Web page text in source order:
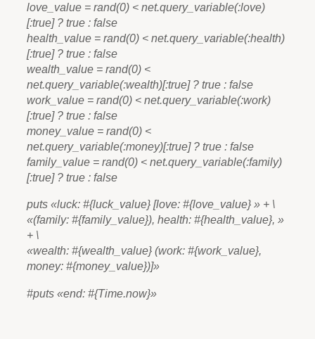
love_value = rand(0) < net.query_variable(:love)
[:true] ? true : false
health_value = rand(0) < net.query_variable(:health)
[:true] ? true : false
wealth_value = rand(0) <
net.query_variable(:wealth)[:true] ? true : false
work_value = rand(0) < net.query_variable(:work)
[:true] ? true : false
money_value = rand(0) <
net.query_variable(:money)[:true] ? true : false
family_value = rand(0) < net.query_variable(:family)
[:true] ? true : false
puts «luck: #{luck_value} [love: #{love_value} » + \
«(family: #{family_value}), health: #{health_value}, »
+ \
«wealth: #{wealth_value} (work: #{work_value},
money: #{money_value})]»
#puts «end: #{Time.now}»